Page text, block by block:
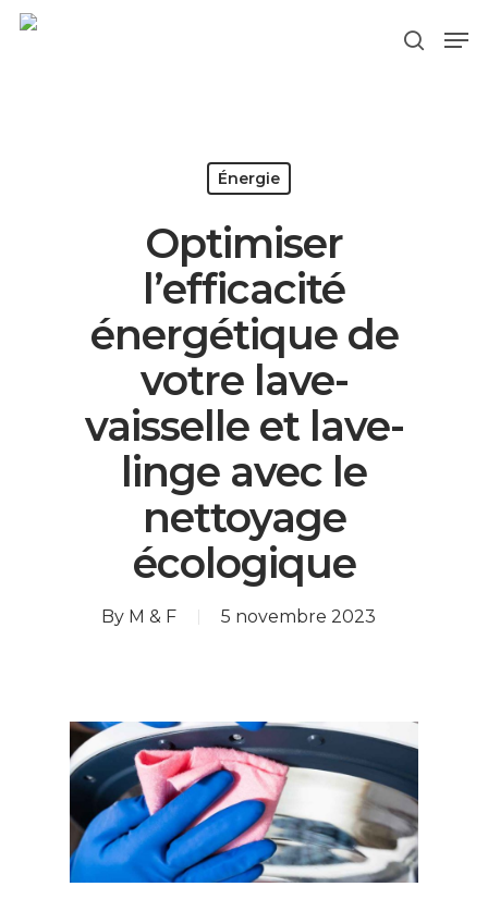
Énergie
Optimiser
l’efficacité
énergétique de
votre lave-
vaisselle et lave-
linge avec le
nettoyage
écologique
By M & F 5 novembre 2023